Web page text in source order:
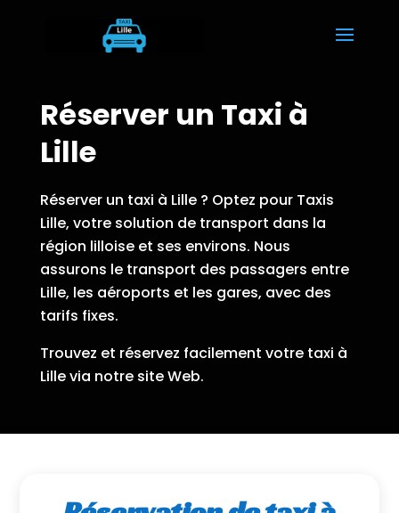
Réserver un Taxi à
Lille
Réserver un taxi à Lille ? Optez pour Taxis
Lille, votre solution de transport dans la
région lilloise et ses environs. Nous
assurons le transport des passagers entre
Lille, les aéroports et les gares, avec des
tarifs fixes.
Trouvez et réservez facilement votre taxi à
Lille via notre site Web.